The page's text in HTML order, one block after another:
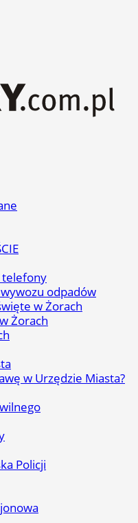
telefony
odpadów
w Żorach
Żorach
w Urzędzie Miasta?
Policji